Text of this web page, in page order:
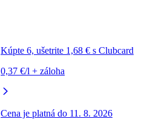
Kúpte 6, ušetrite 1,68 € s Clubcard
0,37 €/l + záloha
Cena je platná do 11. 8. 2026